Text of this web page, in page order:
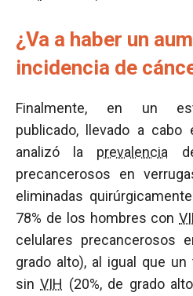
¿Va a haber un
incidencia de
Finalmente, en un
publicado, llevado a cabo
analizó la prevalencia
precancerosos en
eliminadas
78% de los hombres con
celulares precancerosos
grado alto), al igual que
sinVIH (20%, de grado